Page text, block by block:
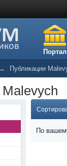
Портал
→ Публикации
По